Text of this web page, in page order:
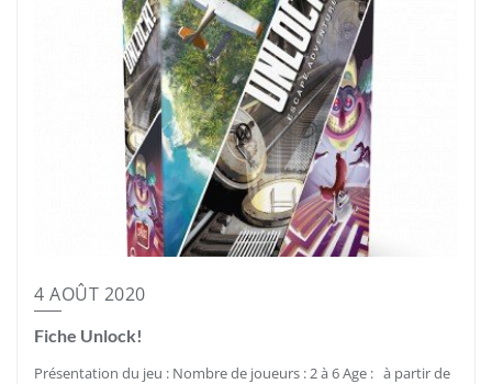
4 AOÛT 2020
Fiche Unlock!
Présentation du jeu : Nombre de joueurs : 2 à 6 Age : à partir de